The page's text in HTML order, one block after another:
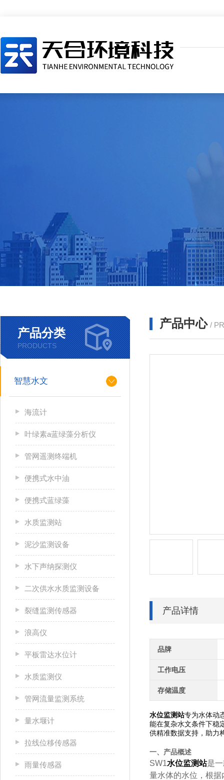
产品分类
PRODUCTS
智慧水文
海流计
叶绿素a蓝绿藻分析仪
管网遥测终端机
便携式水中油
便携式蓝绿藻
水质监测站
泥沙监测设备
水下声纳探测仪
二次供水水质监测设备
裂缝监测传感器
浪高仪
平板雷达水位计
水质监测仪
管网流量监测系统
量水堰计
拉线位移传感器
雨量传感器
产品中心 /
产品详情
品牌
工作电压
存储温度
水位监测站专为水体动
能在复杂水文条件下稳
供精准数据支持，助力
一、产品概述
SW1水位监测站是
量水体的水位，根